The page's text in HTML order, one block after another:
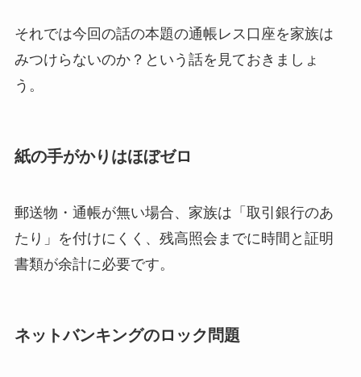
それでは今回の話の本題の通帳レス口座を家族は
みつけらないのか？という話を見ておきましょ
う。
紙の手がかりはほぼゼロ
郵送物・通帳が無い場合、家族は「取引銀行のあ
たり」を付けにくく、残高照会までに時間と証明
書類が余計に必要です。
ネットバンキングのロック問題